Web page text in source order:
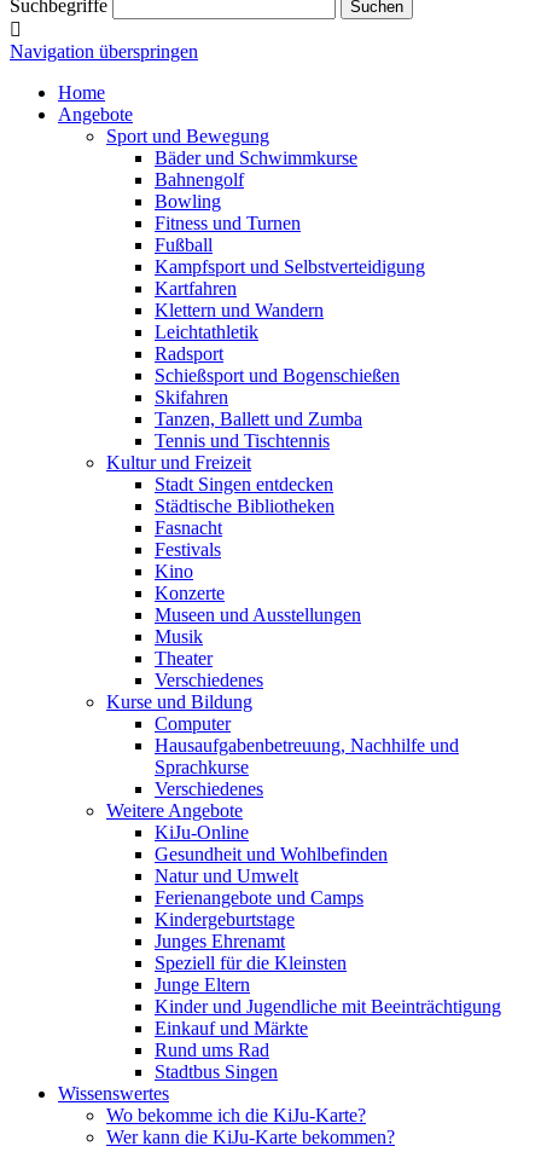
Suchbegriffe
Suchen
Navigation überspringen
Home
Angebote
Sport und Bewegung
Bäder und Schwimmkurse
Bahnengolf
Bowling
Fitness und Turnen
Fußball
Kampfsport und Selbstverteidigung
Kartfahren
Klettern und Wandern
Leichtathletik
Radsport
Schießsport und Bogenschießen
Skifahren
Tanzen, Ballett und Zumba
Tennis und Tischtennis
Kultur und Freizeit
Stadt Singen entdecken
Städtische Bibliotheken
Fasnacht
Festivals
Kino
Konzerte
Museen und Ausstellungen
Musik
Theater
Verschiedenes
Kurse und Bildung
Computer
Hausaufgabenbetreuung, Nachhilfe und
Sprachkurse
Verschiedenes
Weitere Angebote
KiJu-Online
Gesundheit und Wohlbefinden
Natur und Umwelt
Ferienangebote und Camps
Kindergeburtstage
Junges Ehrenamt
Speziell für die Kleinsten
Junge Eltern
Kinder und Jugendliche mit Beeinträchtigung
Einkauf und Märkte
Rund ums Rad
Stadtbus Singen
Wissenswertes
Wo bekomme ich die KiJu-Karte?
Wer kann die KiJu-Karte bekommen?